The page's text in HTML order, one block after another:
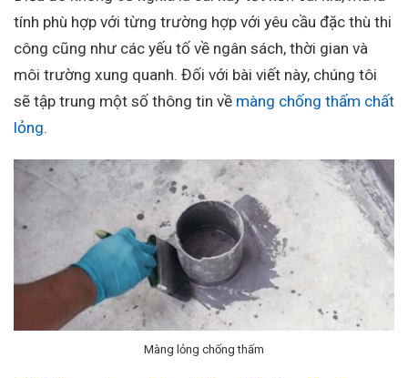
tính phù hợp với từng trường hợp với yêu cầu đặc thù thi
công cũng như các yếu tố về ngân sách, thời gian và
môi trường xung quanh. Đối với bài viết này, chúng tôi
sẽ tập trung một số thông tin về màng chống thấm chất
lỏng.
Màng lỏng chống thấm